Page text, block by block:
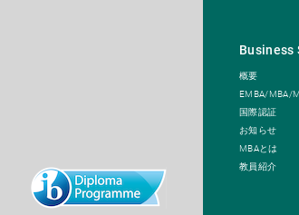
Business
概要
EMBA/MBA/
国際認証
お知らせ
MBAとは
教員紹介